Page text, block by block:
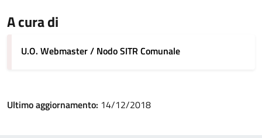
A cura di
U.O. Webmaster / Nodo SITR Comunale
Ultimo aggiornamento: 14/12/2018